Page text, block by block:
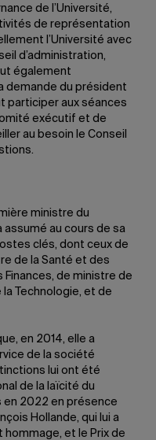
de l’Université,
de représentation
l’Université avec
d’administration,
également
demande du président
participer aux séances
exécutif et de
au besoin le Conseil
ministre du
assumé au cours de sa
clés, dont ceux de
de la Santé et des
Finances, de ministre de
la Technologie, et de
en 2014, elle a
de la société
lui ont été
de la laïcité du
en 2022 en présence
Hollande, qui lui a
et le Prix de